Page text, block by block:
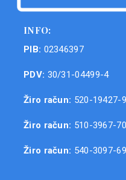
INFO:
PIB: 02346397
PDV: 30/31-04499-4
Žiro račun: 520-19427-
Žiro račun: 510-3967-
Žiro račun: 540-3097-